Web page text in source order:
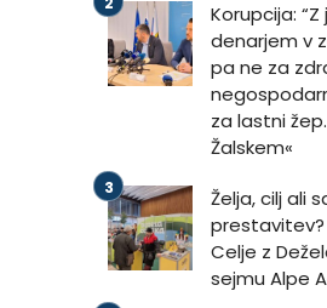
Korupcija:
denarjem v
pa ne za
za lastni
Žalskem«
Želja, cilj ali
Celje z
sejmu Alpe